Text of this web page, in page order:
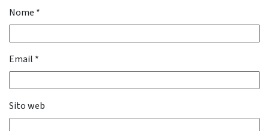
Nome *
Email *
Sito web